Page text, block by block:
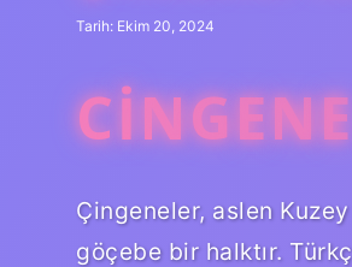
Tarih: Ekim 20, 2024
Çingeneler, aslen
göçebe bir halktır.